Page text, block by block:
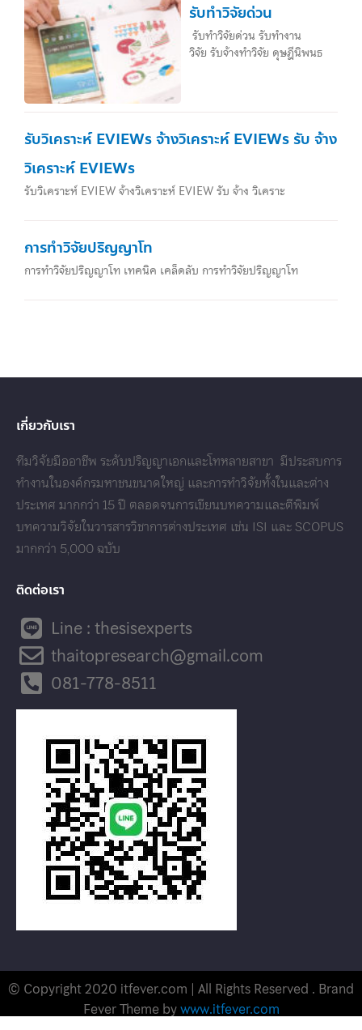
รับทำวิจัยด่วน
รับทำวิจัยด่วน รับทำงาน
วิจัย รับจ้างทำวิจัย ดุษฎีนิพนธ
รับวิเคราะห์ EVIEWs จ้างวิเคราะห์ EVIEWs รับ จ้าง
วิเคราะห์ EVIEWs
รับวิเคราะห์ EVIEW จ้างวิเคราะห์ EVIEW รับ จ้าง วิเคราะ
การทำวิจัยปริญญาโท
การทำวิจัยปริญญาโท เทคนิค เคล็ดลับ การทำวิจัยปริญญาโท
เกี่ยวกับเรา
ทีมวิจัยมืออาชีพ ระดับปริญญาเอกและโทหลายสาขา มีประสบการ
ทำงานในองค์กรมหาชนขนาดใหญ่ และการทำวิจัยทั้งในและต่าง
ประเทศ มากกว่า 15 ปี ตลอดจนการเขียนบทความและตีพิมพ์
บทความวิจัยในวารสารวิชาการต่างประเทศ เช่น ISI และ SCOPUS
มากกว่า 5,000 ฉบับ
ติดต่อเรา
Line : thesisexperts
thaitopresearch@gmail.com
081-778-8511
© Copyright 2020 itfever.com | All Rights Reserved . Brand
Fever Theme bywww.itfever.com